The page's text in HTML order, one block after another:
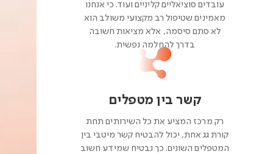
עובדים סוציאליים קליניים ועוד. כי אנחנו
מאמינים שטיפול רב מקצועי משולב הוא
לא סתם סיסמה, אלא מציאות חשובה
בדרך להחלמה נפשית.
קשר בין מטפלים
רק מרכז המציע את כל השירותים תחת
קורת גג אחת, יכול להבטיח קשר מיטבי בין
המטפלים השונים. כך נבטיח שמידע חשוב